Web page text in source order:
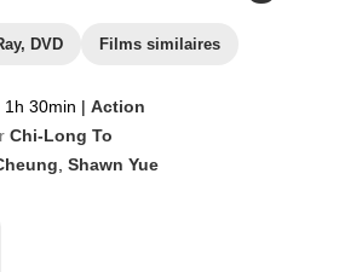
DVD Films similaires
1h 30min | Action
Chi-Long To
Shawn Yue